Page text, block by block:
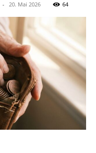
- 20. Mai 2026 64